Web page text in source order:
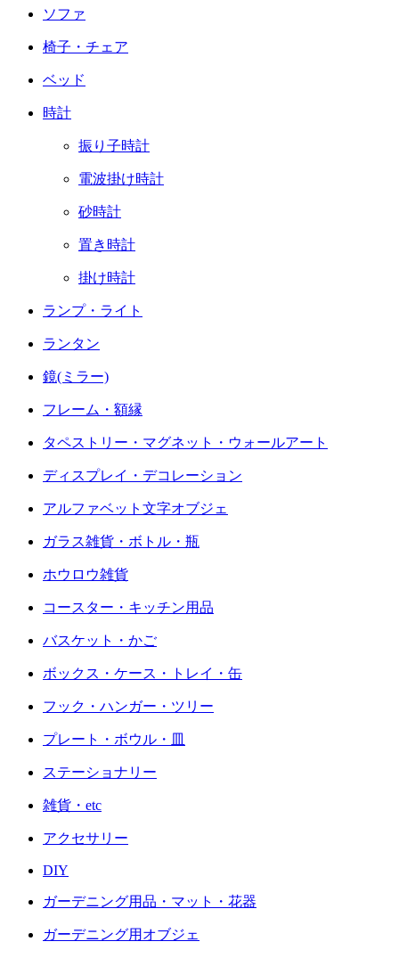
ソファ
椅子・チェア
ベッド
時計
振り子時計
電波掛け時計
砂時計
置き時計
掛け時計
ランプ・ライト
ランタン
鏡(ミラー)
フレーム・額縁
タペストリー・マグネット・ウォールアート
ディスプレイ・デコレーション
アルファベット文字オブジェ
ガラス雑貨・ボトル・瓶
ホウロウ雑貨
コースター・キッチン用品
バスケット・かご
ボックス・ケース・トレイ・缶
フック・ハンガー・ツリー
プレート・ボウル・皿
ステーショナリー
雑貨・etc
アクセサリー
DIY
ガーデニング用品・マット・花器
ガーデニング用オブジェ